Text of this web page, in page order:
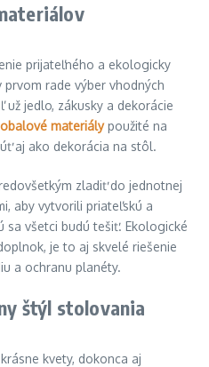
prijateľného a ekologicky
rade výber vhodných
jedlo, zákusky a dekorácie
obalové materiálypoužité na
aj ako dekorácia na stôl.
zladiť do jednotnej
aby vytvorili priateľskú a
všetci budú tešiť. Ekologické
je to aj skvelé riešenie
a ochranu planéty.
štýl stolovania
kvety, dokonca aj